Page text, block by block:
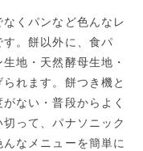
くパンなど色んなレ
。餅以外に、食パ
地・天然酵母生地・
れます。餅つき機と
ない・普段からよく
って、パナソニック
なメニューを簡単に